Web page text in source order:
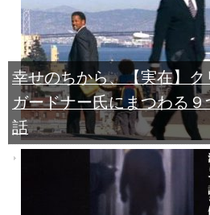
幸せのちから、【実在】ク
ガードナー氏にまつわる９
話